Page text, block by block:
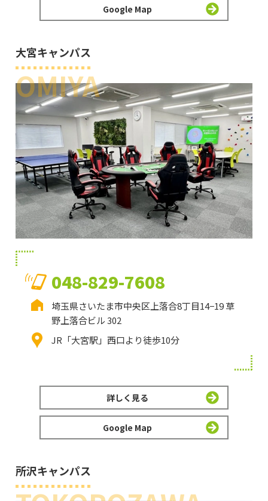
Google Map
大宮キャンパス
OMIYA
048-829-7608
埼玉県さいたま市中央区上落合8丁目14−19 草
野上落合ビル 302
JR「大宮駅」西口より徒歩10分
詳しく見る
Google Map
所沢キャンパス